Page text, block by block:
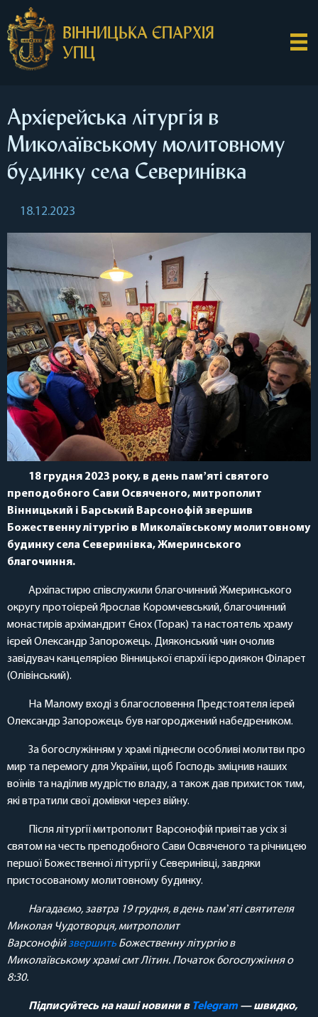
ВІННИЦЬКА ЄПАРХІЯ
УПЦ
Архієрейська літургія в
Миколаївському молитовному
будинку села Северинівка
18.12.2023
18 грудня 2023 року, в день памʼяті святого
преподобного Сави Освяченого, митрополит
Вінницький і Барський Варсонофій звершив
Божественну літургію в Миколаївському молитовному
будинку села Северинівка, Жмеринського
благочиння.
Архіпастирю співслужили благочинний Жмеринського
округу протоієрей Ярослав Коромчевський, благочинний
монастирів архімандрит Єнох (Торак) та настоятель храму
ієрей Олександр Запорожець. Дияконський чин очолив
завідувач канцелярією Вінницької єпархії ієродиякон Філарет
(Олівінський).
На Малому вході з благословення Предстоятеля ієрей
Олександр Запорожець був нагороджений набедреником.
За богослужінням у храмі піднесли особливі молитви про
мир та перемогу для України, щоб Господь зміцнив наших
воїнів та наділив мудрістю владу, а також дав прихисток тим,
які втратили свої домівки через війну.
Після літургії митрополит Варсонофій привітав усіх зі
святом на честь преподобного Сави Освяченого та річницею
першої Божественної літургії у Северинівці, завдяки
пристосованому молитовному будинку.
Нагадаємо, завтра 19 грудня, в день памʼяті святителя
Миколая Чудотворця, митрополит
Варсонофійзвершить Божественну літургію в
Миколаївському храмі смт Літин. Початок богослужіння о
8:30.
Підписуйтесь на наші новини в Telegram — швидко,